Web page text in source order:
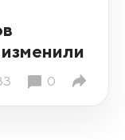
0